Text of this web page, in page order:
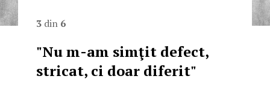
3 din 6
"Nu m-am simţit defect,
stricat, ci doar diferit"